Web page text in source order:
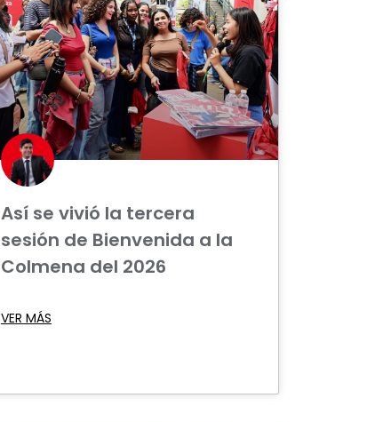
Así se vivió la tercera
sesión de Bienvenida a la
Colmena del 2026
VER MÁS